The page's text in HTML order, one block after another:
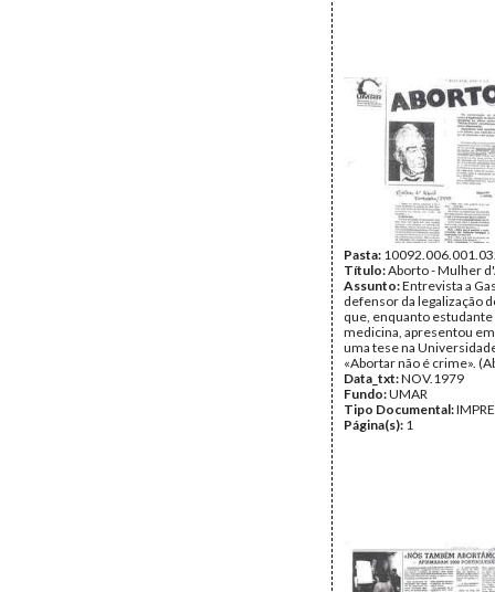
Pasta:
Título:Aborto - Mulher
Assunto:Entrevista a
defensor da legalização
que, enquanto estudante
medicina, apresentou
uma tese na
«Abortar não é crime».
Data_txt:NOV.1979
Fundo:UMAR
Tipo Documental:
Página(s): 1